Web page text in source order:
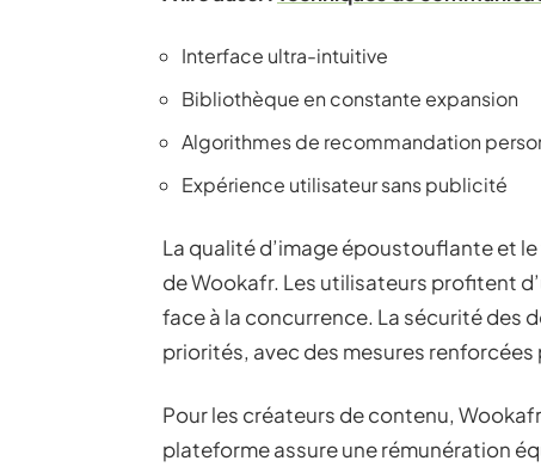
Interface ultra-intuitive
Bibliothèque en constante expansion
Algorithmes de recommandation
Expérience utilisateur sans publicité
La qualité d’image époustouflante et
de Wookafr. Les utilisateurs profitent
face à la concurrence. La sécurité des
priorités, avec des mesures
Pour les créateurs de contenu,
plateforme assure une rémunération